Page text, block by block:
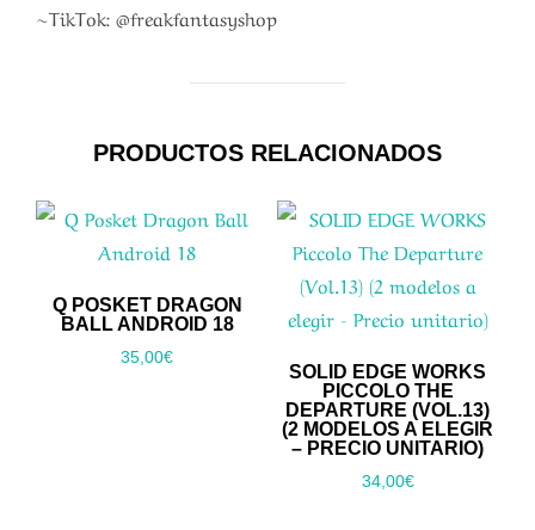
~TikTok: @freakfantasyshop
PRODUCTOS RELACIONADOS
Q POSKET DRAGON
BALL ANDROID 18
35,00€
SOLID EDGE WORKS
PICCOLO THE
DEPARTURE (VOL.13)
(2 MODELOS A ELEGIR
– PRECIO UNITARIO)
34,00€